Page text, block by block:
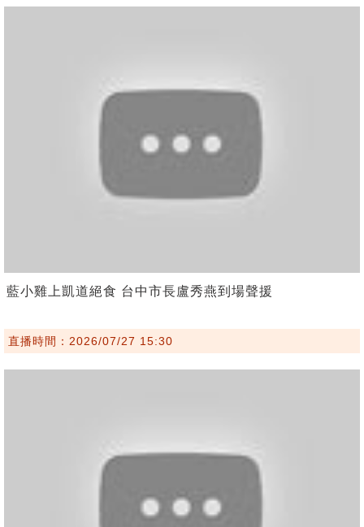
藍小雞上凱道絕食 台中市長盧秀燕到場聲援
直播時間：2026/07/27 15:30